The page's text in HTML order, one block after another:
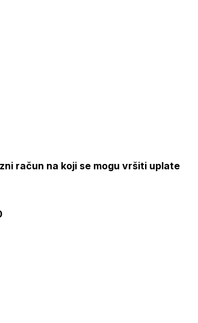
račun na koji se mogu vršiti uplate